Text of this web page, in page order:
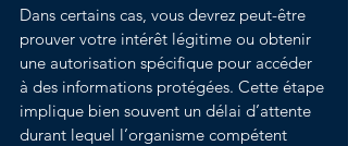
Dans certains cas, vous devrez peut-être
prouver votre intérêt légitime ou obtenir
une autorisation spécifique pour accéder
à des informations protégées. Cette étape
implique bien souvent un délai d’attente
durant lequel l’organisme compétent